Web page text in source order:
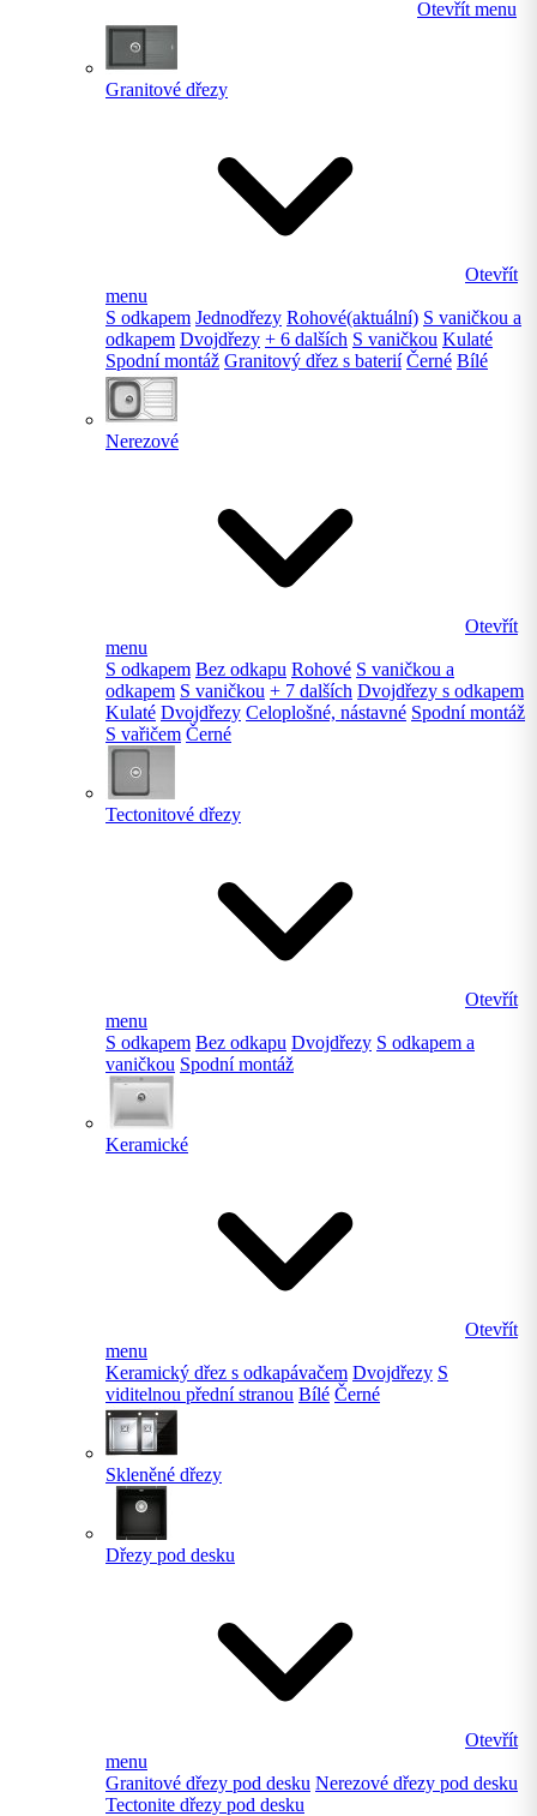
Otevřít menu
Granitové dřezy
Otevřít
menu
S odkapem Jednodřezy Rohové(aktuální) S vaničkou a
odkapem Dvojdřezy + 6 dalších S vaničkou Kulaté
Spodní montáž Granitový dřez s baterií Černé Bílé
Nerezové
Otevřít
menu
S odkapem Bez odkapu Rohové S vaničkou a
odkapem S vaničkou + 7 dalších Dvojdřezy s odkapem
Kulaté Dvojdřezy Celoplošné, nástavné Spodní montáž
S vařičem Černé
Tectonitové dřezy
Otevřít
menu
S odkapem Bez odkapu Dvojdřezy S odkapem a
vaničkou Spodní montáž
Keramické
Otevřít
menu
Keramický dřez s odkapávačem Dvojdřezy S
viditelnou přední stranou Bílé Černé
Skleněné dřezy
Dřezy pod desku
Otevřít
menu
Granitové dřezy pod desku Nerezové dřezy pod desku
Tectonite dřezy pod desku